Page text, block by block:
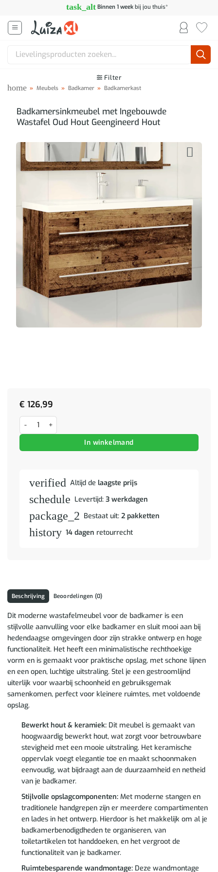
inhoud
task_alt Binnen 1 weekbij jou thuis*
Zoeken
Filter
home » Meubels » Badkamer » Badkamerkast
Badkamersinkmeubel met Ingebouwde
Wastafel Oud Hout Geengineerd Hout
€ 126,99
Badkamersinkmeubel met Ingebouwde Wastafel Oud Hout
In winkelmand
verified Altijd de laagste prijs
schedule Levertijd: 3 werkdagen
package_2 Bestaat uit: 2 pakketten
history 14 dagen retourrecht
Beschrijving Beoordelingen (0)
Dit moderne wastafelmeubel voor de badkamer is een
stijlvolle aanvulling voor elke badkamer en sluit mooi aan bij
hedendaagse omgevingen door zijn strakke ontwerp en hoge
functionaliteit. Het heeft een minimalistische rechthoekige
vorm en is gemaakt voor praktische opslag, met schone lijnen
en een open, luchtige uitstraling. Stel je een gestroomlijnd
uiterlijk voor waarbij schoonheid en gebruiksgemak
samenkomen, perfect voor kleinere ruimtes, met voldoende
opslag.
Bewerkt hout & keramiek:Dit meubel is gemaakt van
hoogwaardig bewerkt hout, wat zorgt voor betrouwbare
stevigheid met een mooie uitstraling. Het keramische
oppervlak voegt elegantie toe en maakt schoonmaken
eenvoudig, wat bijdraagt aan de duurzaamheid en netheid
van je badkamer.
Stijlvolle opslagcomponenten:Met moderne stangen en
traditionele handgrepen zijn er meerdere compartimenten
en lades in het ontwerp. Hierdoor is het makkelijk om al je
badkamerbenodigdheden te organiseren, van
toiletartikelen tot handdoeken, en het vergroot de
functionaliteit van je badkamer.
Ruimtebesparende wandmontage:Deze wandmontage